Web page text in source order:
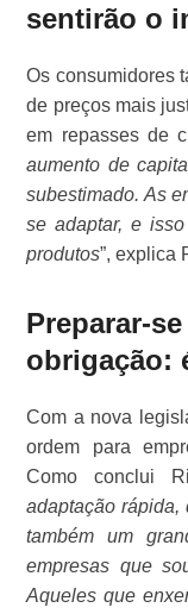
sentirão o
Os consumidores
de preços mais
em repasses de
aumento de
subestimado. As
se adaptar, e
produtos”, explica
Preparar-
obrigação:
Com a nova
ordem para
Como conclui
adaptação rápida,
também um
empresas que
Aqueles que